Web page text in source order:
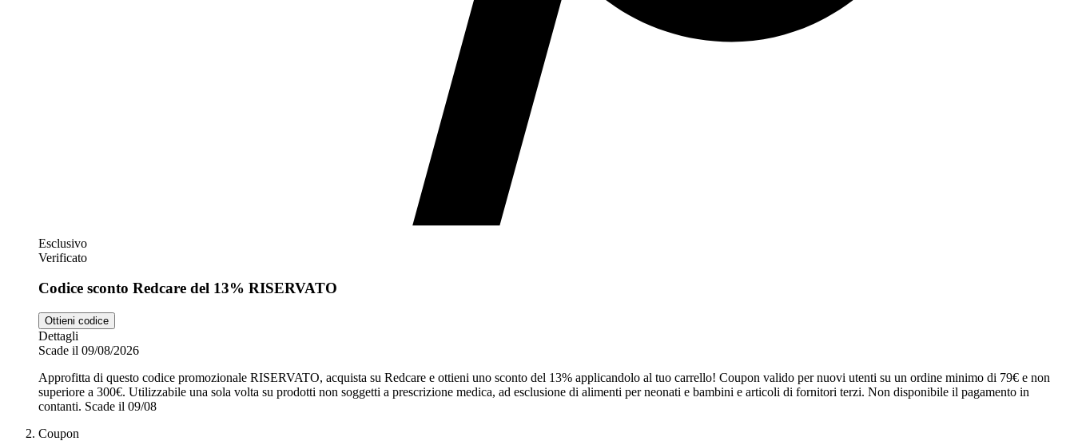
Esclusivo
Verificato
Codice sconto Redcare del 13% RISERVATO
Ottieni codice
Dettagli
Scade il 09/08/2026
Approfitta di questo codice promozionale RISERVATO, acquista su Redcare e ottieni uno sconto del 13% applicandolo al tuo carrello! Coupon valido per nuovi utenti su un ordine minimo di 79€ e non
superiore a 300€. Utilizzabile una sola volta su prodotti non soggetti a prescrizione medica, ad esclusione di alimenti per neonati e bambini e articoli di fornitori terzi. Non disponibile il pagamento in
contanti. Scade il 09/08
Coupon